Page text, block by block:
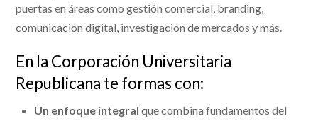
puertas en áreas como gestión comercial, branding,
comunicación digital, investigación de mercados y más.
En la Corporación Universitaria
Republicana te formas con:
Un enfoque integral que combina fundamentos del